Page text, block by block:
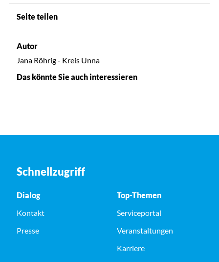
Seite teilen
Autor
Jana Röhrig - Kreis Unna
Das könnte Sie auch interessieren
Schnellzugriff
Dialog
Kontakt
Presse
Top-Themen
Serviceportal
Veranstaltungen
Karriere